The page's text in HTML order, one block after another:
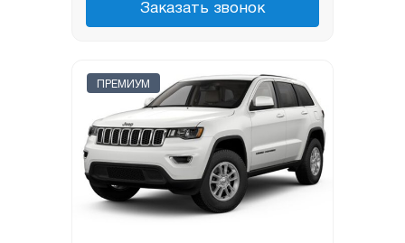
Заказать звонок
ПРЕМИУМ